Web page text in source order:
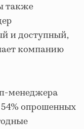
также
и доступный,
компанию
менеджера
опрошенных